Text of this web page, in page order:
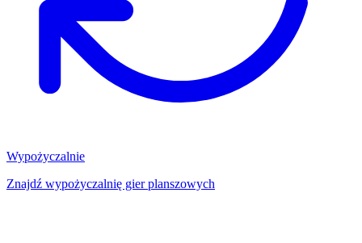
Wypożyczalnie
Znajdź wypożyczalnię gier planszowych